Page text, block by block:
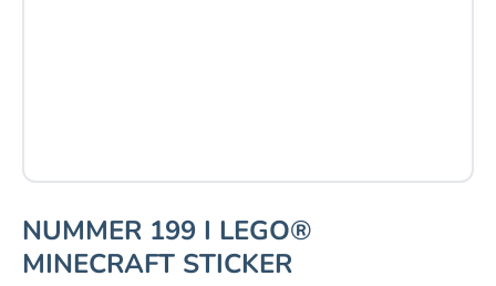
NUMMER 199 I LEGO®
MINECRAFT STICKER